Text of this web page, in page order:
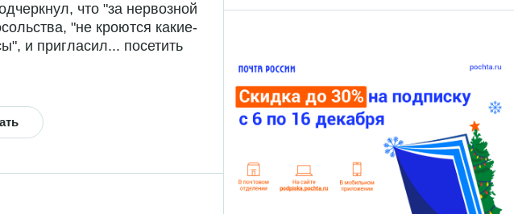
что "за нервозной
"не кроются какие-
и пригласил... посетить